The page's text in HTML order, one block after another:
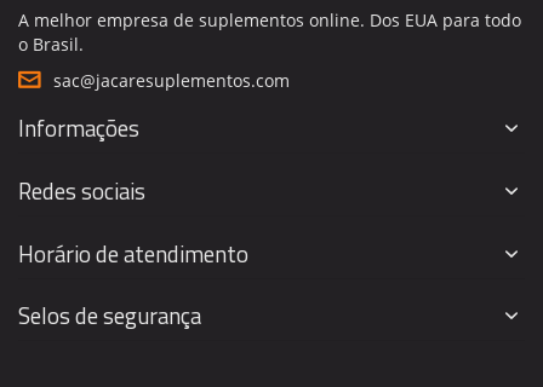
A melhor empresa de suplementos online. Dos EUA para todo
o Brasil.
sac@jacaresuplementos.com
Informações
Redes sociais
Horário de atendimento
Selos de segurança